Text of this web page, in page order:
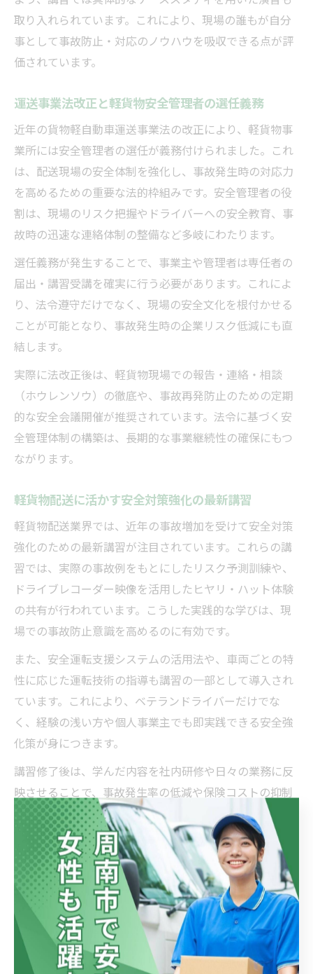
取り入れられています。これにより、現場の誰もが自分
事として事故防止・対応のノウハウを吸収できる点が評
価されています。
運送事業法改正と軽貨物安全管理者の選任義務
近年の貨物軽自動車運送事業法の改正により、軽貨物事
業所には安全管理者の選任が義務付けられました。これ
は、配送現場の安全体制を強化し、事故発生時の対応力
を高めるための重要な法的枠組みです。安全管理者の役
割は、現場のリスク把握やドライバーへの安全教育、事
故時の迅速な連絡体制の整備など多岐にわたります。
選任義務が発生することで、事業主や管理者は専任者の
届出・講習受講を確実に行う必要があります。これによ
り、法令遵守だけでなく、現場の安全文化を根付かせる
ことが可能となり、事故発生時の企業リスク低減にも直
結します。
実際に法改正後は、軽貨物現場での報告・連絡・相談
（ホウレンソウ）の徹底や、事故再発防止のための定期
的な安全会議開催が推奨されています。法令に基づく安
全管理体制の構築は、長期的な事業継続性の確保にもつ
ながります。
軽貨物配送に活かす安全対策強化の最新講習
軽貨物配送業界では、近年の事故増加を受けて安全対策
強化のための最新講習が注目されています。これらの講
習では、実際の事故例をもとにしたリスク予測訓練や、
ドライブレコーダー映像を活用したヒヤリ・ハット体験
の共有が行われています。こうした実践的な学びは、現
場での事故防止意識を高めるのに有効です。
また、安全運転支援システムの活用法や、車両ごとの特
性に応じた運転技術の指導も講習の一部として導入され
ています。これにより、ベテランドライバーだけでな
く、経験の浅い方や個人事業主でも即実践できる安全強
化策が身につきます。
講習修了後は、学んだ内容を社内研修や日々の業務に反
映させることで、事故発生率の低減や保険コストの抑制
に寄与します。今後も最新の安全対策講習を継続的に受
講することが、安定した事業運営と社会的信頼の維持に
不可欠です。
個人事業主が押さえる軽貨物安全管理者届出方法
個人事業主として軽貨物配送業を営む場合も、安全管理
者の届出が必要となります。届出方法は、事業所所在地
を管轄する運輸支局に所定の書類を提出するのが一般的